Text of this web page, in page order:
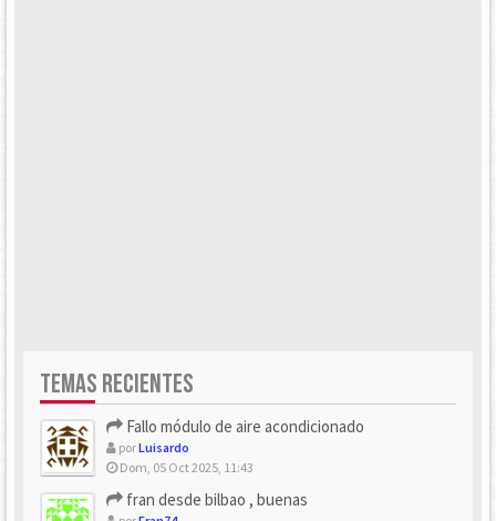
TEMAS RECIENTES
Fallo módulo de aire acondicionado
porLuisardo
Dom, 05 Oct 2025, 11:43
fran desde bilbao , buenas